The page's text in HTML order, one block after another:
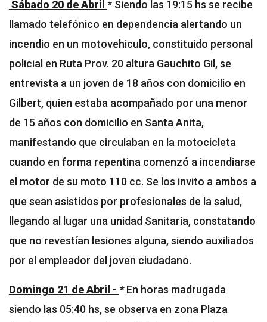
Sábado 20 de Abril * Siendo las 19:15 hs se recibe
llamado telefónico en dependencia alertando un
incendio en un motovehiculo, constituido personal
policial en Ruta Prov. 20 altura Gauchito Gil, se
entrevista a un joven de 18 años con domicilio en
Gilbert, quien estaba acompañado por una menor
de 15 años con domicilio en Santa Anita,
manifestando que circulaban en la motocicleta
cuando en forma repentina comenzó a incendiarse
el motor de su moto 110 cc. Se los invito a ambos a
que sean asistidos por profesionales de la salud,
llegando al lugar una unidad Sanitaria, constatando
que no revestían lesiones alguna, siendo auxiliados
por el empleador del joven ciudadano.
Domingo 21 de Abril - *En horas madrugada
siendo las 05:40 hs, se observa en zona Plaza